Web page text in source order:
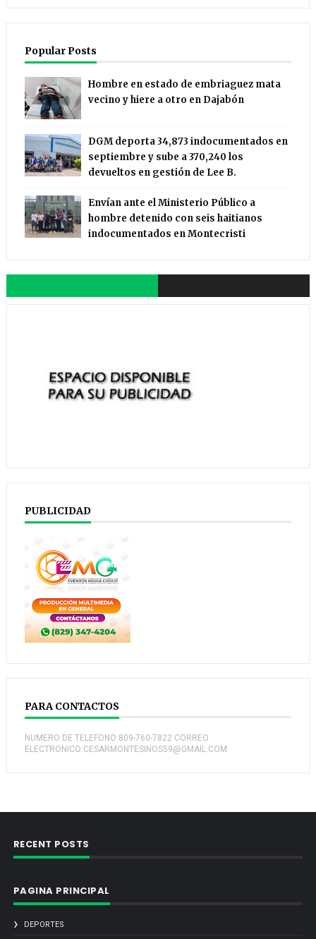
Popular Posts
Hombre en estado de embriaguez mata
vecino y hiere a otro en Dajabón
DGM deporta 34,873 indocumentados en
septiembre y sube a 370,240 los
devueltos en gestión de Lee B.
Envían ante el Ministerio Público a
hombre detenido con seis haitianos
indocumentados en Montecristi
PUBLICIDAD
PARA CONTACTOS
NUMERO DE TELEFONO:809-760-7822 CORREO
ELECTRONICO:CESARMONTESINOS59@GMAIL.COM
RECENT POSTS
PAGINA PRINCIPAL
DEPORTES